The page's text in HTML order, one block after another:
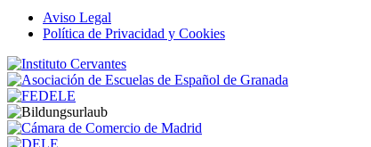
Aviso Legal
Política de Privacidad y Cookies